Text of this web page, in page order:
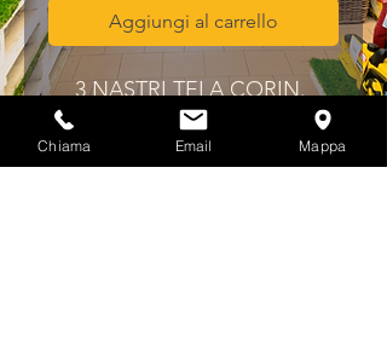
Aggiungi al carrello
3 NASTRI TELA CORIN.
MPLUS IMX 457X75 GR. 40
Chiama Email Mappa